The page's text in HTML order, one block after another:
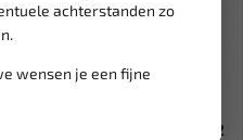
achterstanden zo
wensen je een fijne
Leverbaar
spangereedschap Renault 1.2